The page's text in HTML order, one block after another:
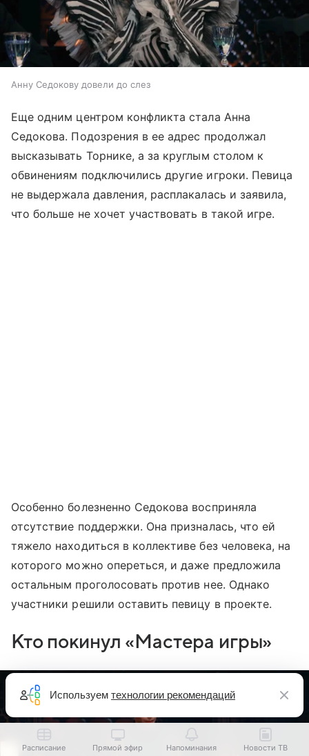
Анну Седокову довели до слез
Еще одним центром конфликта стала Анна
Седокова. Подозрения в ее адрес продолжал
высказывать Торнике, а за круглым столом к
обвинениям подключились другие игроки. Певица
не выдержала давления, расплакалась и заявила,
что больше не хочет участвовать в такой игре.
Особенно болезненно Седокова восприняла
отсутствие поддержки. Она призналась, что ей
тяжело находиться в коллективе без человека, на
которого можно опереться, и даже предложила
остальным проголосовать против нее. Однако
участники решили оставить певицу в проекте.
Кто покинул «Мастера игры»
Расписание Прямой эфир Напоминания Новости ТВ
Используем технологии рекомендаций